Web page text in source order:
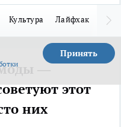
Культура Лайфхак
Принять
—
этот
них